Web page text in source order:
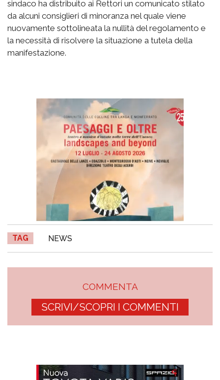
sindaco ha distribuito ai Rettori un comunicato stilato
da alcuni consiglieri di minoranza nel quale viene
nuovamente sottolineata la nullità del regolamento e
la necessità di risolvere la situazione a tutela della
manifestazione.
TAG NEWS
COMMENTA
SCRIVI/SCOPRI I COMMENTI